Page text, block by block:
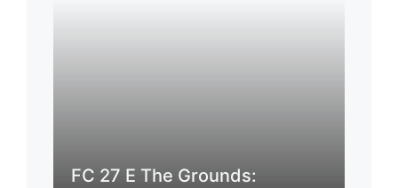
FC 27 E The Grounds: